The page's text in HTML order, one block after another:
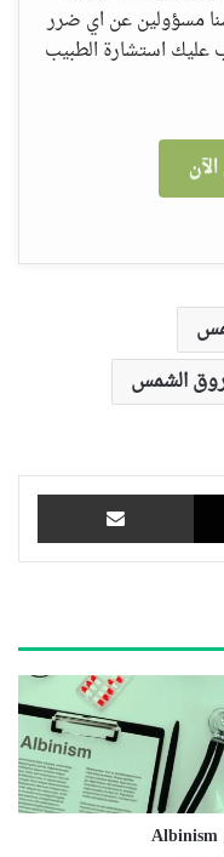
مسؤولين عن اي ضرر
استشارة الطبيب
الشمس
‫X